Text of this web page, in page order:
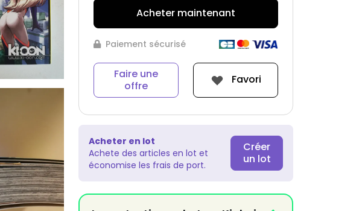
Acheter maintenant
Paiement sécurisé
Faire une
offre
Favori
Acheter en lot
Achete des articles en lot et
économise les frais de port.
Créer
un lot